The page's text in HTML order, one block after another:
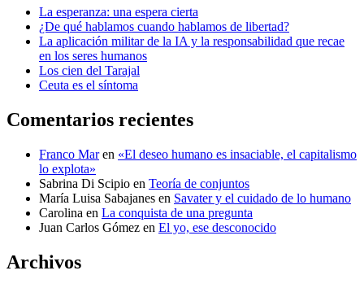
La esperanza: una espera cierta
¿De qué hablamos cuando hablamos de libertad?
La aplicación militar de la IA y la responsabilidad que recae
en los seres humanos
Los cien del Tarajal
Ceuta es el síntoma
Comentarios recientes
Franco Maren «El deseo humano es insaciable, el capitalismo
lo explota»
Sabrina Di Scipio en Teoría de conjuntos
María Luisa Sabajanes en Savater y el cuidado de lo humano
Carolina en La conquista de una pregunta
Juan Carlos Gómez en El yo, ese desconocido
Archivos